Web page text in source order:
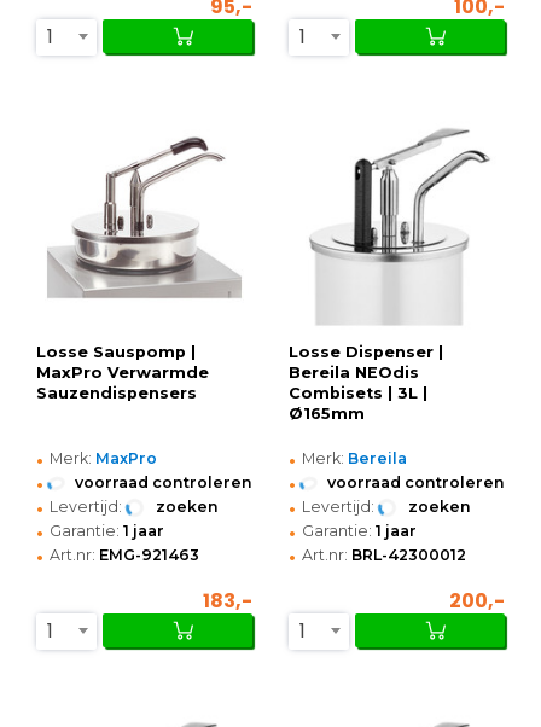
95,-
1
100,-
1
Losse Sauspomp |
MaxPro Verwarmde
Sauzendispensers
• Merk: MaxPro
• voorraad controleren
• Levertijd: zoeken
• Garantie: 1 jaar
• Art.nr: EMG-921463
183,-
1
Losse Dispenser |
Bereila NEOdis
Combisets | 3L |
Ø165mm
• Merk: Bereila
• voorraad controleren
• Levertijd: zoeken
• Garantie: 1 jaar
• Art.nr: BRL-42300012
200,-
1